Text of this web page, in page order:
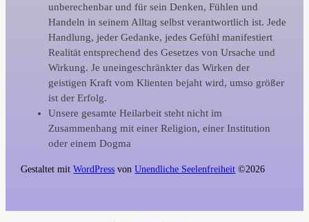
unberechenbar und für sein Denken, Fühlen und
Handeln in seinem Alltag selbst verantwortlich ist. Jede
Handlung, jeder Gedanke, jedes Gefühl manifestiert
Realität entsprechend des Gesetzes von Ursache und
Wirkung. Je uneingeschränkter das Wirken der
geistigen Kraft vom Klienten bejaht wird, umso größer
ist der Erfolg.
Unsere gesamte Heilarbeit steht nicht im
Zusammenhang mit einer Religion, einer Institution
oder einem Dogma
Gestaltet mitWordPress vonUnendliche Seelenfreiheit ©2026